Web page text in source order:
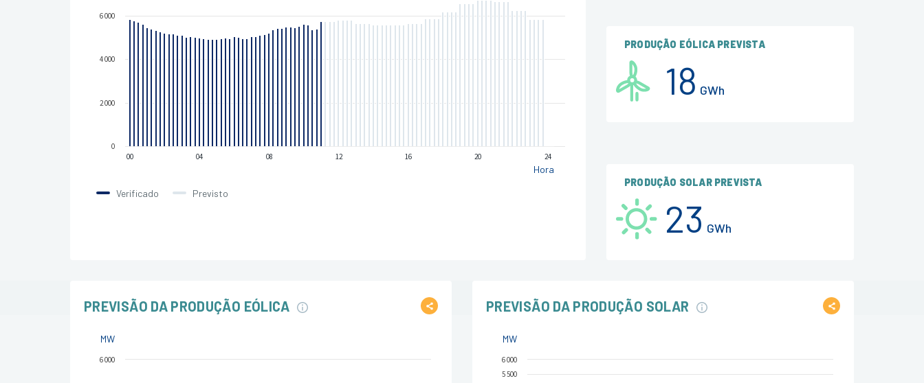
Hora
00 04 08 12 16 20 24
0
2 000
4 000
6 000
Verificado Previsto
PRODUÇÃO EÓLICA PREVISTA
18 GWh
PRODUÇÃO SOLAR PREVISTA
23 GWh
PREVISÃO DA PRODUÇÃO EÓLICA
MW
6 000
PREVISÃO DA PRODUÇÃO SOLAR
MW
5 500
6 000